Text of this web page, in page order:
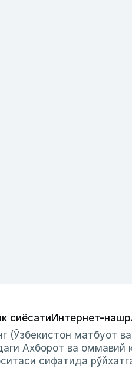
сиёсатиИнтернет-нашр
(Ўзбекистон матбуот
Ахборот ва оммавий
сифатида